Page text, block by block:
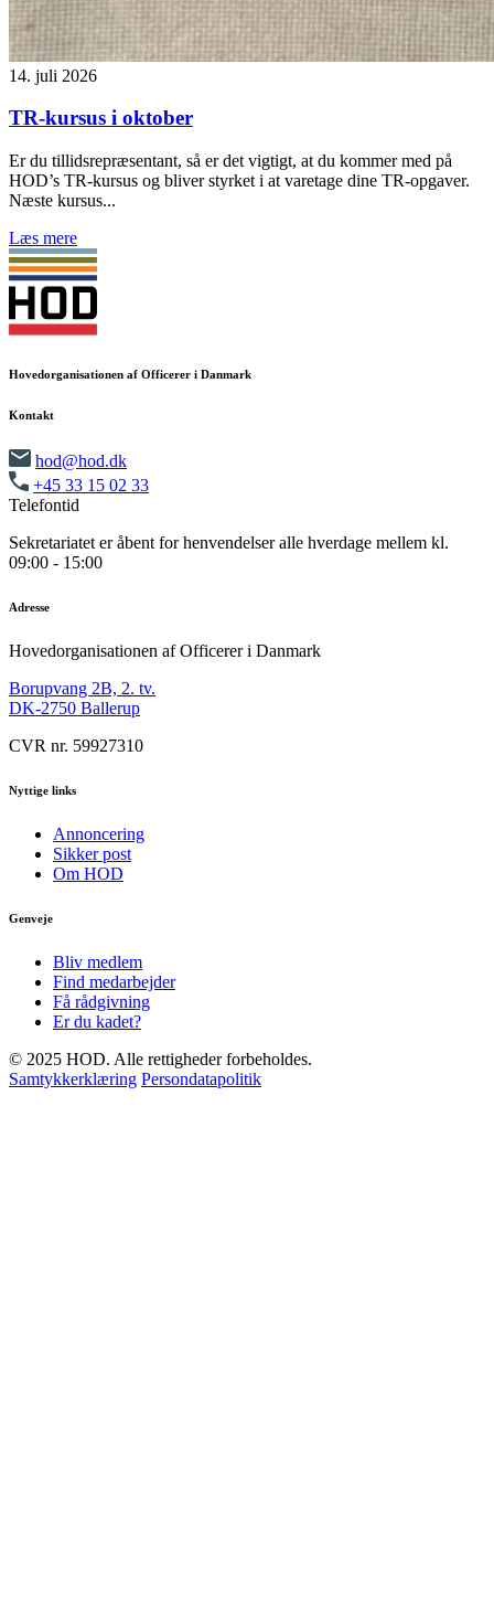
14. juli 2026
TR-kursus i oktober
Er du tillidsrepræsentant, så er det vigtigt, at du kommer med på
HOD’s TR-kursus og bliver styrket i at varetage dine TR-opgaver.
Næste kursus...
Læs mere
Hovedorganisationen af Officerer i Danmark
Kontakt
hod@hod.dk
+45 33 15 02 33
Telefontid
Sekretariatet er åbent for henvendelser alle hverdage mellem kl.
09:00 - 15:00
Adresse
Hovedorganisationen af Officerer i Danmark
Borupvang 2B, 2. tv.
DK-2750 Ballerup
CVR nr. 59927310
Nyttige links
Annoncering
Sikker post
Om HOD
Genveje
Bliv medlem
Find medarbejder
Få rådgivning
Er du kadet?
© 2025 HOD. Alle rettigheder forbeholdes.
Samtykkerklæring Persondatapolitik